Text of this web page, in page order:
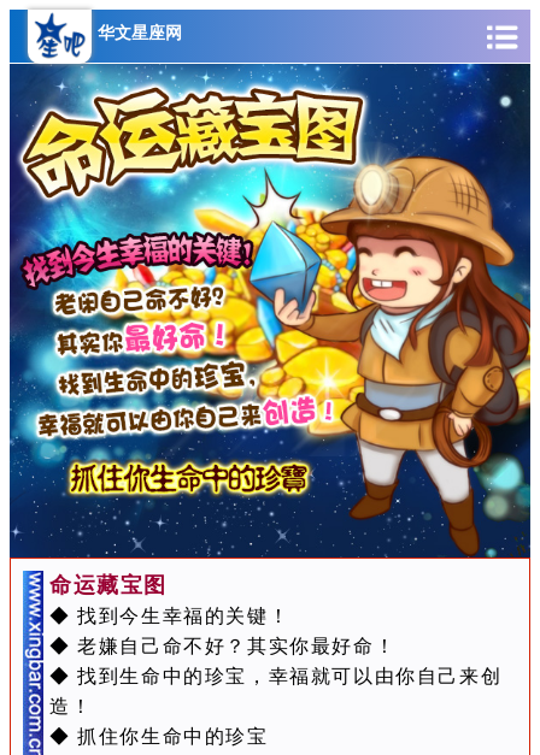
华文星座网
命运藏宝图
◆ 找到今生幸福的关键！
◆ 老嫌自己命不好？其实你最好命！
◆ 找到生命中的珍宝，幸福就可以由你自己来创
造！
◆ 抓住你生命中的珍宝